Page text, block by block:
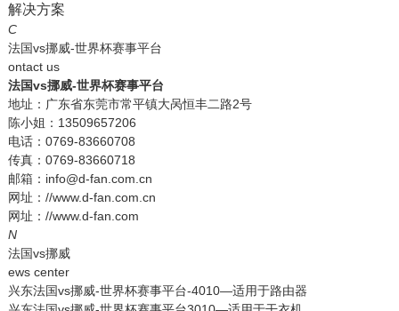
解决方案
C
法国vs挪威-世界杯赛事平台
ontact us
法国vs挪威-世界杯赛事平台
地址：广东省东莞市常平镇大呙恒丰二路2号
陈小姐：13509657206
电话：0769-83660708
传真：0769-83660718
邮箱：info@d-fan.com.cn
网址：//www.d-fan.com.cn
网址：//www.d-fan.com
N
法国vs挪威
ews center
兴东法国vs挪威-世界杯赛事平台-4010—适用于路由器